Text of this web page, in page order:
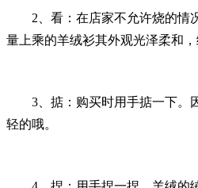
2、看：在店家不允许烧的情况
量上乘的羊绒衫其外观光泽柔和
3、掂：购买时用手掂一下。因
轻的哦。